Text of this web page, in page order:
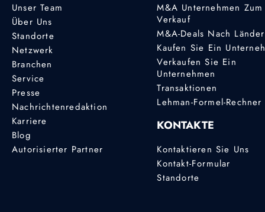
Unser Team
Über Uns
Standorte
Netzwerk
Branchen
Service
Presse
Nachrichtenredaktion
Karriere
Blog
Autorisierter Partner
M&A Unternehmen Zum
Verkauf
M&A-Deals Nach
Kaufen Sie Ein
Verkaufen Sie Ein
Unternehmen
Transaktionen
Lehman-Formel-Rechner
KONTAKTE
Kontaktieren Sie Uns
Kontakt-Formular
Standorte